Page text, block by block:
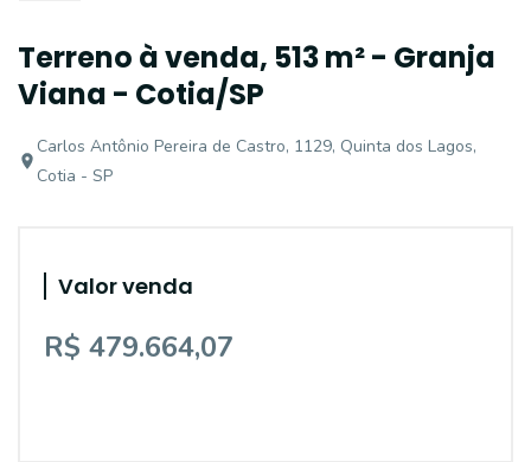
Terreno à venda, 513 m² - Granja
Viana - Cotia/SP
Carlos Antônio Pereira de Castro, 1129, Quinta dos Lagos,
Cotia - SP
Valor venda
R$ 479.664,07